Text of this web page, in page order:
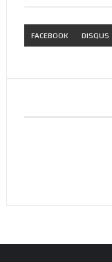
DISQUS
FACEBOOK